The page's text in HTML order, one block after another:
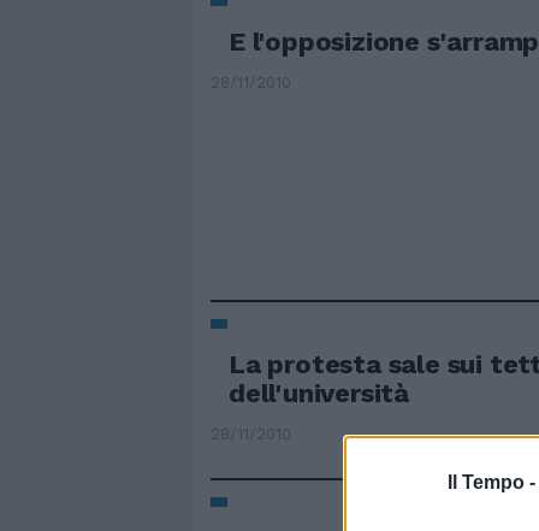
Il Tempo -
E l'opposizione
28/11/2010
La protesta sale sui
dell'università
28/11/2010